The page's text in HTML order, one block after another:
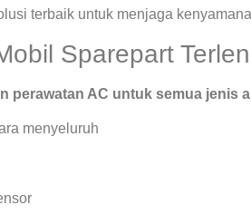
terbaik untuk menjaga
Sparepart
perawatan AC untuk semua jenis
menyeluruh